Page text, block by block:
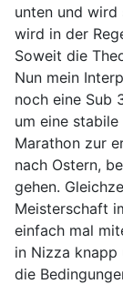
unten und wird
wird in der
Soweit die
Nun mein
noch eine Sub
um eine
Marathon zur
nach Ostern,
gehen.
Meisterschaft
einfach mal
in Nizza knapp
die